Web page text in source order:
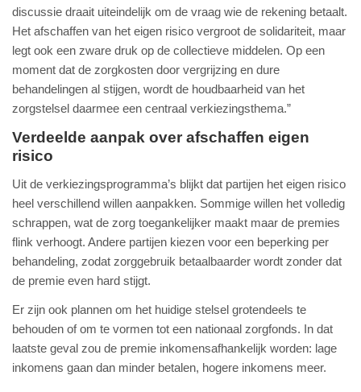
discussie draait uiteindelijk om de vraag wie de rekening betaalt.
Het afschaffen van het eigen risico vergroot de solidariteit, maar
legt ook een zware druk op de collectieve middelen. Op een
moment dat de zorgkosten door vergrijzing en dure
behandelingen al stijgen, wordt de houdbaarheid van het
zorgstelsel daarmee een centraal verkiezingsthema.”
Verdeelde aanpak over afschaffen eigen
risico
Uit de verkiezingsprogramma’s blijkt dat partijen het eigen risico
heel verschillend willen aanpakken. Sommige willen het volledig
schrappen, wat de zorg toegankelijker maakt maar de premies
flink verhoogt. Andere partijen kiezen voor een beperking per
behandeling, zodat zorggebruik betaalbaarder wordt zonder dat
de premie even hard stijgt.
Er zijn ook plannen om het huidige stelsel grotendeels te
behouden of om te vormen tot een nationaal zorgfonds. In dat
laatste geval zou de premie inkomensafhankelijk worden: lage
inkomens gaan dan minder betalen, hogere inkomens meer.